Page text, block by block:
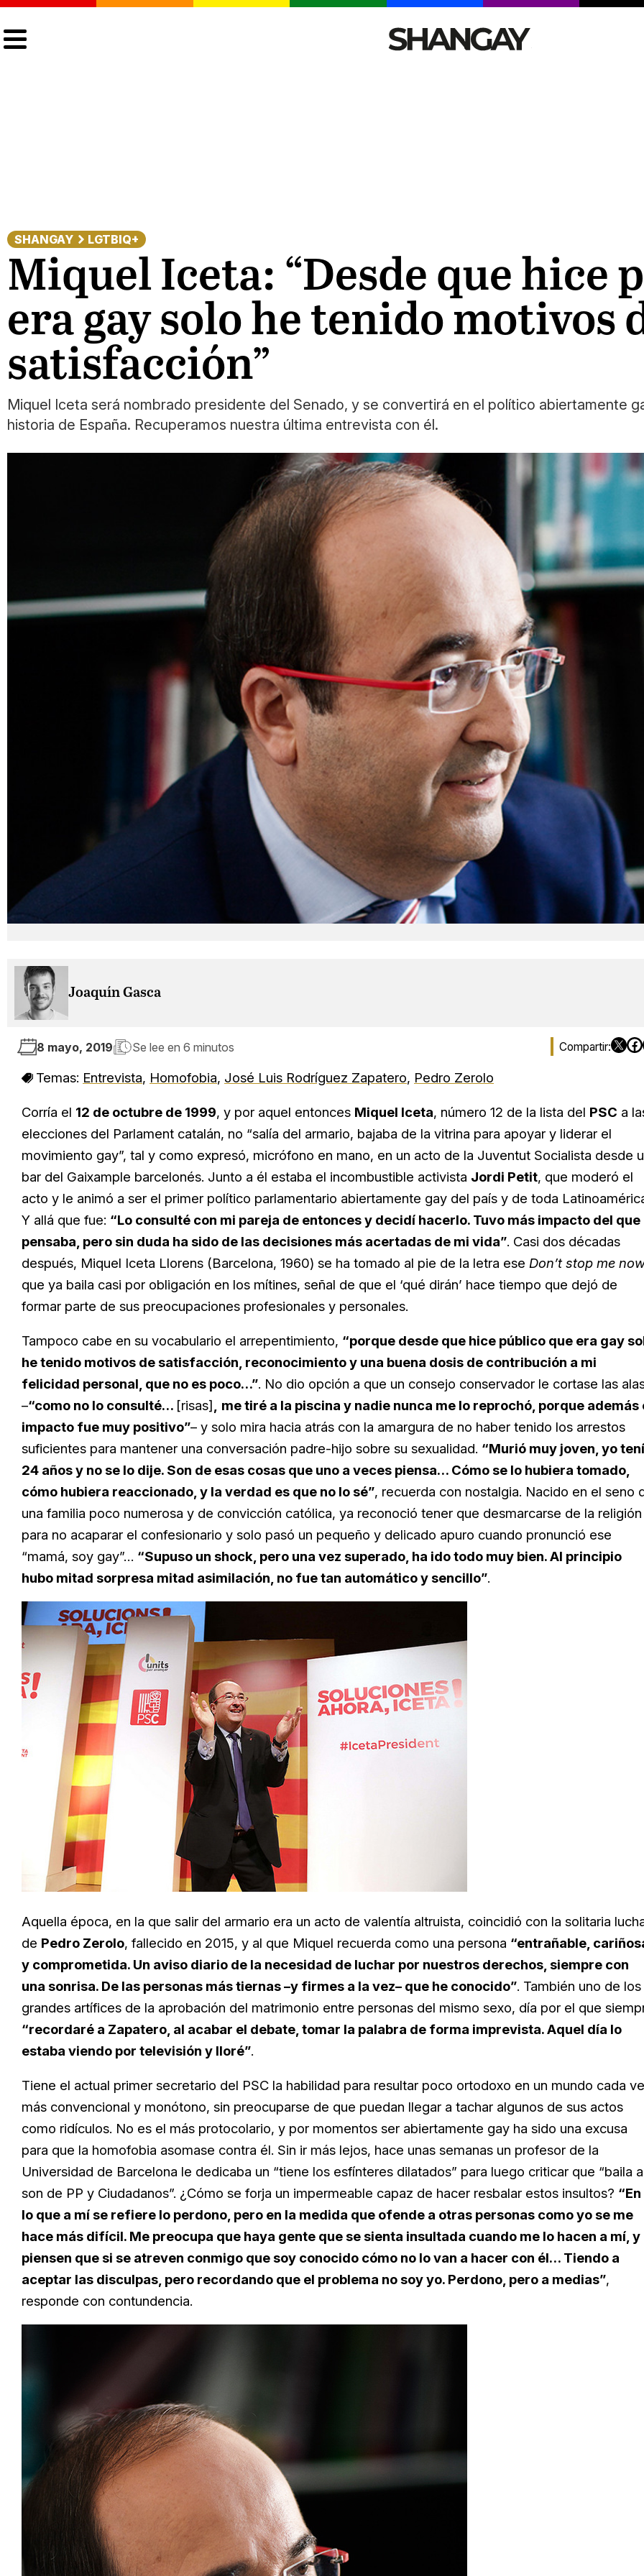
SHANGAY LGTBIQ+
Miquel Iceta: “Desde que hice
era gay solo he tenido motivos
satisfacción”
Miquel Iceta será nombrado presidente del Senado, y se convertirá en el político abiertamente
historia de España. Recuperamos nuestra última entrevista con él.
Joaquín Gasca
8 mayo, 2019 Se lee en 6 minutos
Temas: Entrevista, Homofobia, José Luis Rodríguez Zapatero, Pedro Zerolo
Corría el 12 de octubre de 1999, y por aquel entonces Miquel Iceta, número 12 de la lista del PSC a
elecciones del Parlament catalán, no “salía del armario, bajaba de la vitrina para apoyar y liderar el
movimiento gay”, tal y como expresó, micrófono en mano, en un acto de la Juventut Socialista desde
bar del Gaixample barcelonés. Junto a él estaba el incombustible activista Jordi Petit, que moderó el
acto y le animó a ser el primer político parlamentario abiertamente gay del país y de toda
Y allá que fue: “Lo consulté con mi pareja de entonces y decidí hacerlo. Tuvo más impacto del que
pensaba, pero sin duda ha sido de las decisiones más acertadas de mi vida”. Casi dos décadas
después, Miquel Iceta Llorens (Barcelona, 1960) se ha tomado al pie de la letra ese Don’t stop me
que ya baila casi por obligación en los mítines, señal de que el ‘qué dirán’ hace tiempo que dejó de
formar parte de sus preocupaciones profesionales y personales.
Tampoco cabe en su vocabulario el arrepentimiento, “porque desde que hice público que era gay
he tenido motivos de satisfacción, reconocimiento y una buena dosis de contribución a mi
felicidad personal, que no es poco…”. No dio opción a que un consejo conservador le cortase las
–“como no lo consulté… [risas]
me tiré a la piscina y nadie nunca me lo reprochó, porque además
impacto fue muy positivo”– y solo mira hacia atrás con la amargura de no haber tenido los arrestos
suficientes para mantener una conversación padre-hijo sobre su sexualidad. “Murió muy joven, yo
24 años y no se lo dije. Son de esas cosas que uno a veces piensa… Cómo se lo hubiera tomado,
cómo hubiera reaccionado, y la verdad es que no lo sé”, recuerda con nostalgia. Nacido en el seno
una familia poco numerosa y de convicción católica, ya reconoció tener que desmarcarse de la religión
para no acaparar el confesionario y solo pasó un pequeño y delicado apuro cuando pronunció ese
“mamá, soy gay”… “Supuso un shock, pero una vez superado, ha ido todo muy bien. Al principio
hubo mitad sorpresa mitad asimilación, no fue tan automático y sencillo”.
Aquella época, en la que salir del armario era un acto de valentía altruista, coincidió con la solitaria
de Pedro Zerolo, fallecido en 2015, y al que Miquel recuerda como una persona “entrañable,
y comprometida. Un aviso diario de la necesidad de luchar por nuestros derechos, siempre con
una sonrisa. De las personas más tiernas –y firmes a la vez– que he conocido”. También uno de los
grandes artífices de la aprobación del matrimonio entre personas del mismo sexo, día por el que
“recordaré a Zapatero, al acabar el debate, tomar la palabra de forma imprevista. Aquel día lo
estaba viendo por televisión y lloré”.
Tiene el actual primer secretario del PSC la habilidad para resultar poco ortodoxo en un mundo cada
más convencional y monótono, sin preocuparse de que puedan llegar a tachar algunos de sus actos
como ridículos. No es el más protocolario, y por momentos ser abiertamente gay ha sido una excusa
para que la homofobia asomase contra él. Sin ir más lejos, hace unas semanas un profesor de la
Universidad de Barcelona le dedicaba un “tiene los esfínteres dilatados” para luego criticar que “baila
son de PP y Ciudadanos”. ¿Cómo se forja un impermeable capaz de hacer resbalar estos insultos? “En
lo que a mí se refiere lo perdono, pero en la medida que ofende a otras personas como yo se me
hace más difícil. Me preocupa que haya gente que se sienta insultada cuando me lo hacen a mí, y
piensen que si se atreven conmigo que soy conocido cómo no lo van a hacer con él… Tiendo a
aceptar las disculpas, pero recordando que el problema no soy yo. Perdono, pero a medias”,
responde con contundencia.